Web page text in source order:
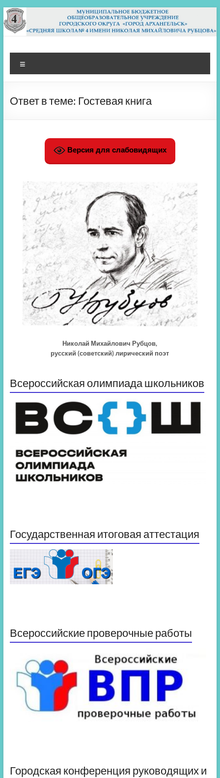
Перейти
к
содержимому
МБОУ СШ 4
Архангельск
Ответ в теме: Гостевая книга
Версия для слабовидящих
Николай Михайлович Рубцов,
русский (советский) лирический поэт
Всероссийская олимпиада школьников
Государственная итоговая аттестация
Всероссийские проверочные работы
Городская конференция руководящих и